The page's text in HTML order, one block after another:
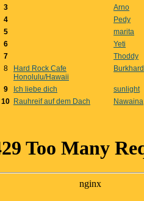
3
Arno
4
Pedy
5
marita
6
Yeti
7
Thoddy
8
Hard Rock Cafe
Honolulu/Hawaii
Burkhard
9 Ich liebe dich sunlight
10 Rauhreif auf dem Dach Nawaina